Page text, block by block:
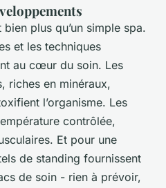
bien plus qu’un simple spa.
et les techniques
au cœur du soin. Les
riches en minéraux,
l’organisme. Les
contrôlée,
Et pour une
de standing fournissent
de soin - rien à prévoir,